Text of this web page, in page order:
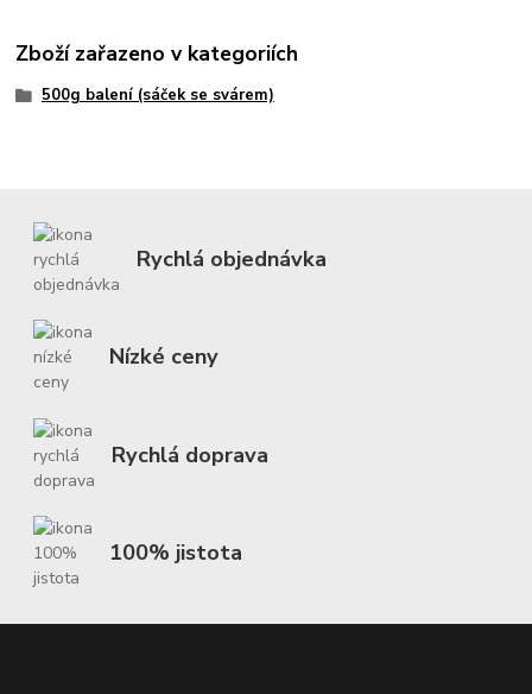
Zboží zařazeno v kategoriích
500g balení (sáček se svárem)
Rychlá objednávka
Nízké ceny
Rychlá doprava
100% jistota